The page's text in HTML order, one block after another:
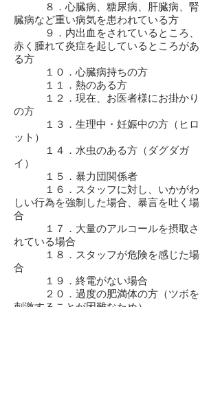
８．心臓病、糖尿病、肝臓病、腎
臓病など重い病気を患われている方
９．内出血をされているところ、
赤く腫れて炎症を起しているところがあ
る方
１０．心臓病持ちの方
１１．熱のある方
１２．現在、お医者様にお掛かり
の方
１３．生理中・妊娠中の方（ヒロ
ット）
１４．水虫のある方（ダグダガ
イ）
１５．暴力団関係者
１６．スタッフに対し、いかがわ
しい行為を強制した場合、暴言を吐く場
合
１７．大量のアルコールを摂取さ
れている場合
１８．スタッフが危険を感じた場
合
１９．終電がない場合
２０．過度の肥満体の方（ツボを
刺激することが困難なため）